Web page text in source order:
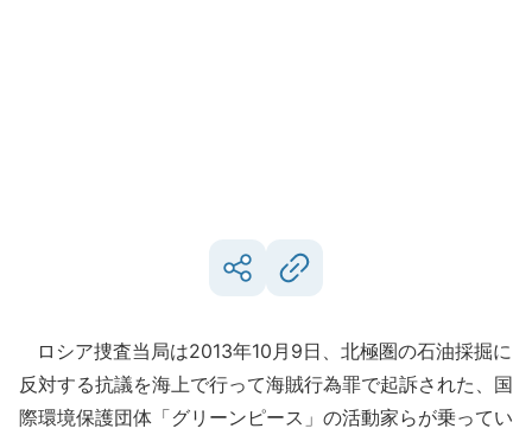
ロシア捜査当局は2013年10月9日、北極圏の石油採掘に
反対する抗議を海上で行って海賊行為罪で起訴された、国
際環境保護団体「グリーンピース」の活動家らが乗ってい